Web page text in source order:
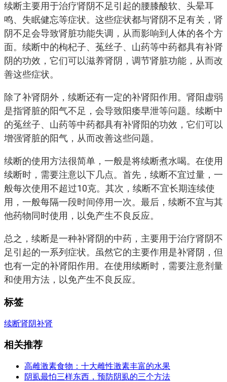
续断主要用于治疗肾阴不足引起的腰膝酸软、头晕耳
鸣、失眠健忘等症状。这些症状都与肾阴不足有关，肾
阴不足会导致肾脏功能失调，从而影响到人体的各个方
面。续断中的枸杞子、菟丝子、山药等中药都具有补肾
阴的功效，它们可以滋养肾阴，调节肾脏功能，从而改
善这些症状。
除了补肾阴外，续断还有一定的补肾阳作用。肾阳虚弱
是指肾脏的阳气不足，会导致阳痿早泄等问题。续断中
的菟丝子、山药等中药都具有补肾阳的功效，它们可以
增强肾脏的阳气，从而改善这些问题。
续断的使用方法很简单，一般是将续断煮水喝。在使用
续断时，需要注意以下几点。首先，续断不宜过量，一
般每次使用不超过10克。其次，续断不宜长期连续使
用，一般每隔一段时间停用一次。最后，续断不宜与其
他药物同时使用，以免产生不良反应。
总之，续断是一种补肾阴的中药，主要用于治疗肾阴不
足引起的一系列症状。虽然它的主要作用是补肾阴，但
也有一定的补肾阳作用。在使用续断时，需要注意剂量
和使用方法，以免产生不良反应。
标签
续断肾阴补肾
相关推荐
高雌激素食物：十大雌性激素丰富的水果
阴虱最怕三样东西，预防阴虱的三个方法